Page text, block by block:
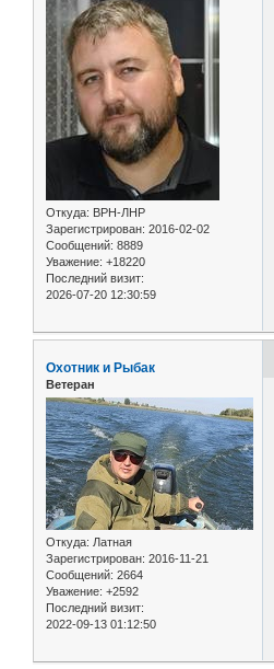
Откуда: ВРН-ЛНР
Зарегистрирован: 2016-02-02
Сообщений: 8889
Уважение: +18220
Последний визит:
2026-07-20 12:30:59
Охотник и Рыбак
Ветеран
Откуда: Латная
Зарегистрирован: 2016-11-21
Сообщений: 2664
Уважение: +2592
Последний визит:
2022-09-13 01:12:50